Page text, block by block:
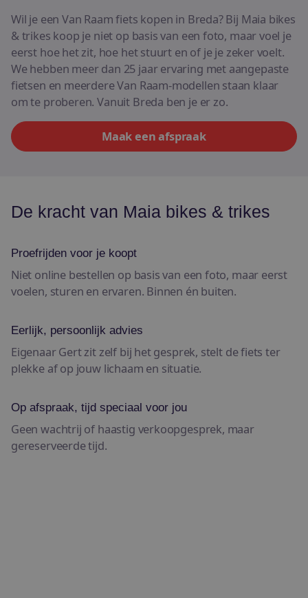
Bekijk alle fietsen
Wil je een Van Raam fiets kopen in Breda? Bij Maia bikes
& trikes koop je niet op basis van een foto, maar voel je
eerst hoe het zit, hoe het stuurt en of je je zeker voelt.
We hebben meer dan 25 jaar ervaring met aangepaste
fietsen en meerdere Van Raam-modellen staan klaar
om te proberen. Vanuit Breda ben je er zo.
Maak een afspraak
De kracht van Maia bikes & trikes
Proefrijden voor je koopt
Niet online bestellen op basis van een foto, maar eerst
voelen, sturen en ervaren. Binnen én buiten.
Eerlijk, persoonlijk advies
Eigenaar Gert zit zelf bij het gesprek, stelt de fiets ter
plekke af op jouw lichaam en situatie.
Op afspraak, tijd speciaal voor jou
Geen wachtrij of haastig verkoopgesprek, maar
gereserveerde tijd.